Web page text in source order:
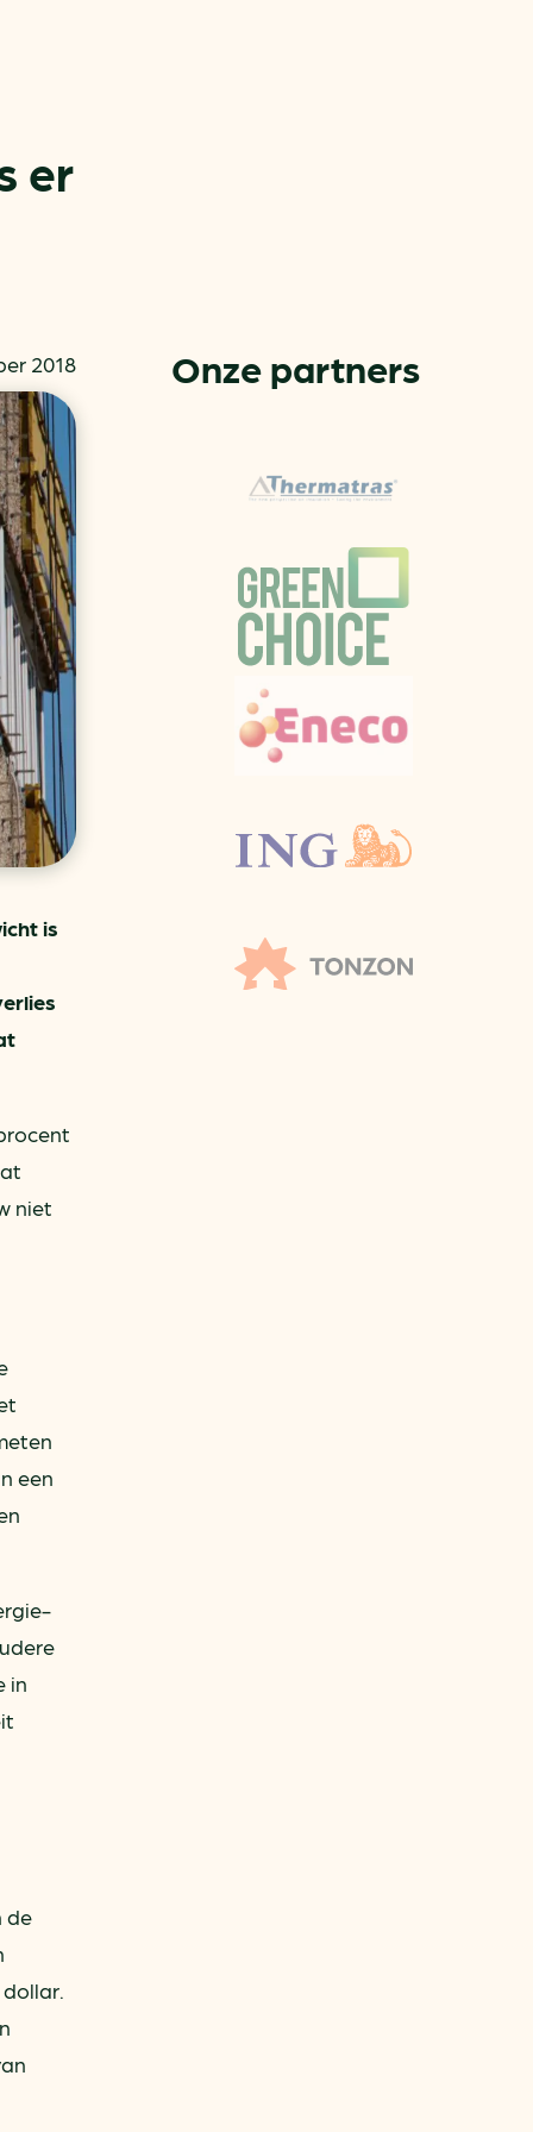
bijproducten
(073) 822 74 86
er
2018
is
niet
een
in
de
Onze partners